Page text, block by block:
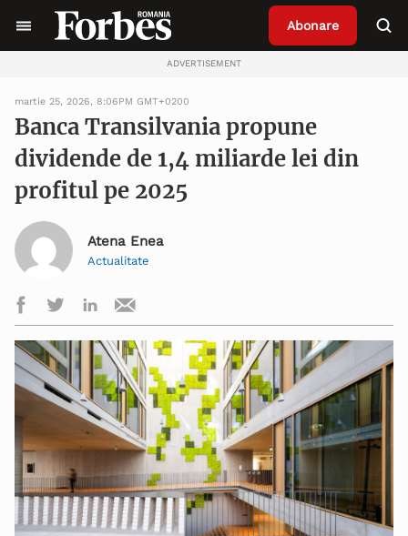
Abonare
ADVERTISEMENT
martie 25, 2026, 8:06PM GMT+0200
Banca Transilvania propune
dividende de 1,4 miliarde lei din
profitul pe 2025
Atena Enea
Actualitate